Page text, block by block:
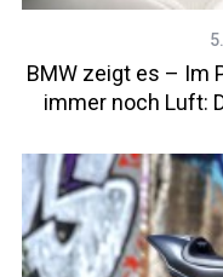
BMW zeigt es – Im
immer noch Luft: